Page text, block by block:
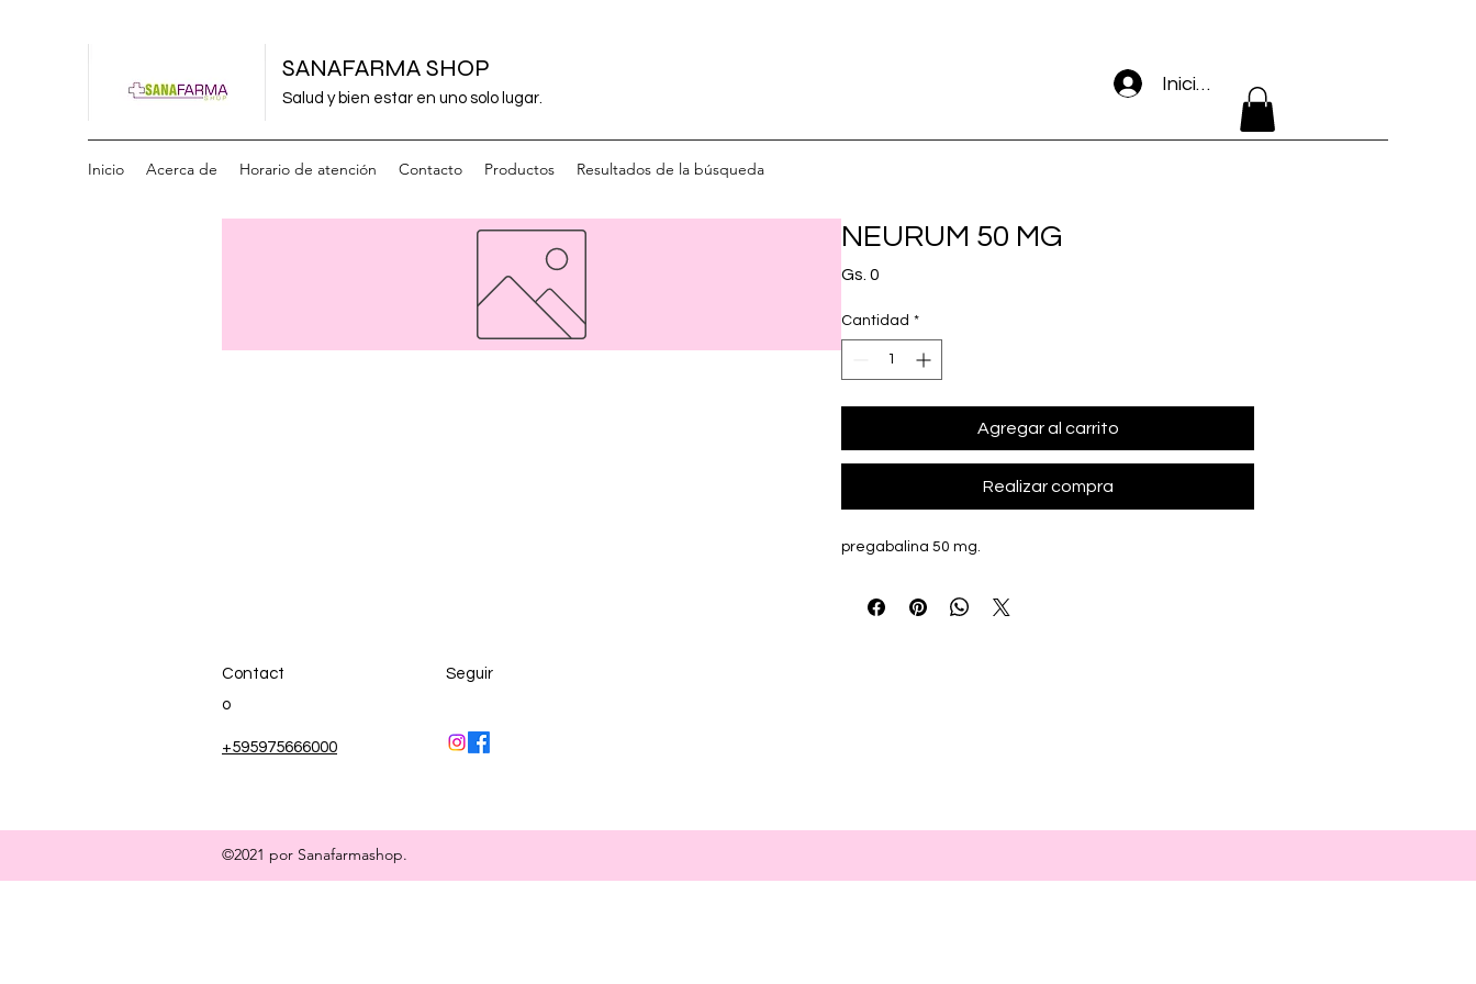
SANAFARMA SHOP
Salud y bien estar en uno solo lugar.
Inicio Acerca de Horario de atención Contacto Productos Resultados de la búsqueda
Iniciar sesión
NEURUM 50 MG
Gs. 0
Cantidad *
Agregar al carrito
Realizar compra
pregabalina 50 mg.
Contact
o
+595975666000
Seguir
©2021 por Sanafarmashop.